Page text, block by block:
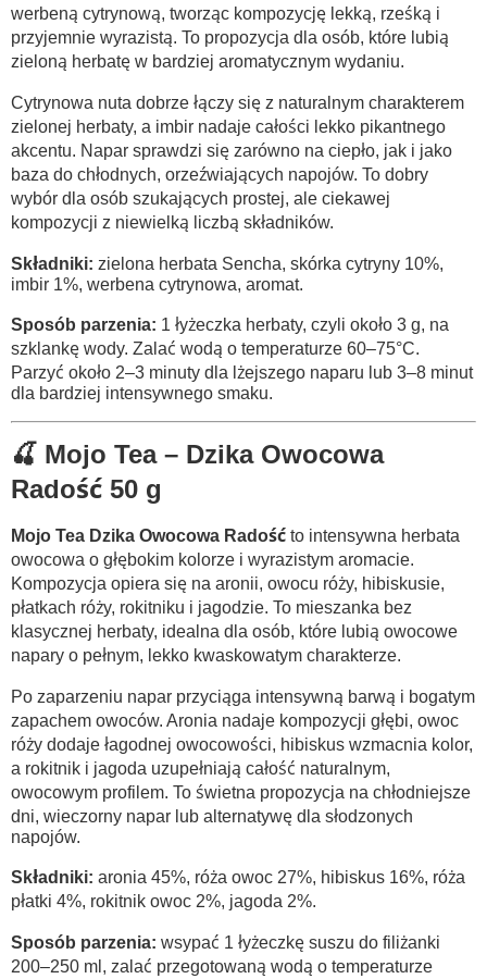
werbeną cytrynową, tworząc kompozycję lekką, rześką i
przyjemnie wyrazistą. To propozycja dla osób, które lubią
zieloną herbatę w bardziej aromatycznym wydaniu.
Cytrynowa nuta dobrze łączy się z naturalnym charakterem
zielonej herbaty, a imbir nadaje całości lekko pikantnego
akcentu. Napar sprawdzi się zarówno na ciepło, jak i jako
baza do chłodnych, orzeźwiających napojów. To dobry
wybór dla osób szukających prostej, ale ciekawej
kompozycji z niewielką liczbą składników.
Składniki: zielona herbata Sencha, skórka cytryny 10%,
imbir 1%, werbena cytrynowa, aromat.
Sposób parzenia: 1 łyżeczka herbaty, czyli około 3 g, na
szklankę wody. Zalać wodą o temperaturze 60–75°C.
Parzyć około 2–3 minuty dla lżejszego naparu lub 3–8 minut
dla bardziej intensywnego smaku.
🍒 Mojo Tea – Dzika Owocowa
Radość 50 g
Mojo Tea Dzika Owocowa Radość to intensywna herbata
owocowa o głębokim kolorze i wyrazistym aromacie.
Kompozycja opiera się na aronii, owocu róży, hibiskusie,
płatkach róży, rokitniku i jagodzie. To mieszanka bez
klasycznej herbaty, idealna dla osób, które lubią owocowe
napary o pełnym, lekko kwaskowatym charakterze.
Po zaparzeniu napar przyciąga intensywną barwą i bogatym
zapachem owoców. Aronia nadaje kompozycji głębi, owoc
róży dodaje łagodnej owocowości, hibiskus wzmacnia kolor,
a rokitnik i jagoda uzupełniają całość naturalnym,
owocowym profilem. To świetna propozycja na chłodniejsze
dni, wieczorny napar lub alternatywę dla słodzonych
napojów.
Składniki: aronia 45%, róża owoc 27%, hibiskus 16%, róża
płatki 4%, rokitnik owoc 2%, jagoda 2%.
Sposób parzenia: wsypać 1 łyżeczkę suszu do filiżanki
200–250 ml, zalać przegotowaną wodą o temperaturze